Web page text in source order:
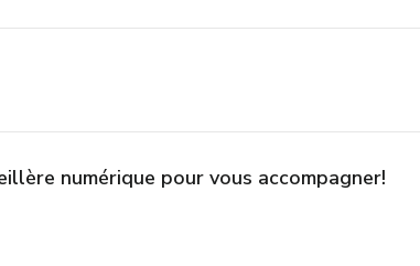
numérique pour vous accompagner!